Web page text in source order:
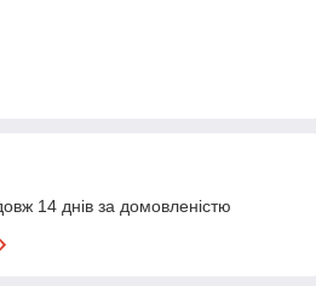
14 днів за домовленістю